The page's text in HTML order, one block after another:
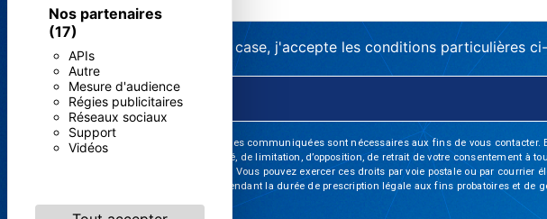
Nos partenaires
(17)
APIs
Autre
Mesure d'audience
Régies publicitaires
Réseaux sociaux
Support
Vidéos
En cochant cette case, j'accepte les conditions particulières
** Les données personnelles communiquées sont nécessaires aux fins de vous
d’effacement, de portabilité, de limitation, d’opposition, de retrait de votre consentement
vos données post-mortem. Vous pouvez exercer ces droits par voie postale ou par
de prise de contact puis pendant la durée de prescription légale aux fins probatoires et de